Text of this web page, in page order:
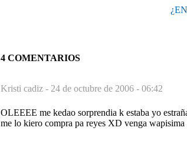
4 COMENTARIOS
Kristi cadiz - 24 de octubre de 2006 - 06:42
OLEEEE me kedao sorprendia k estaba yo
me lo kiero compra pa reyes XD venga